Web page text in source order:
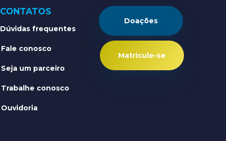
CONTATOS
Dúvidas frequentes
Fale conosco
Seja um parceiro
Trabalhe conosco
Ouvidoria
Doações
Matricule-se